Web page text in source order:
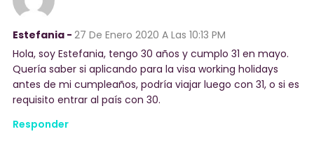
Estefania - 27 De Enero 2020 A Las 10:13 PM
Hola, soy Estefania, tengo 30 años y cumplo 31 en mayo.
Quería saber si aplicando para la visa working holidays
antes de mi cumpleaños, podría viajar luego con 31, o si es
requisito entrar al país con 30.
Responder